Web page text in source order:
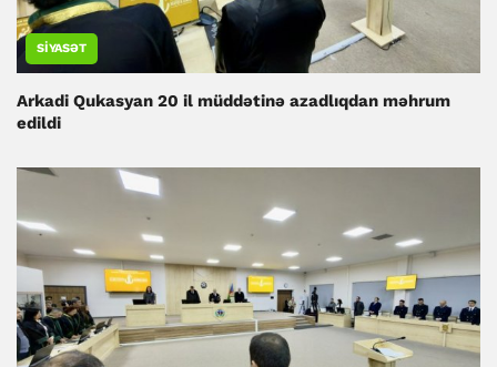
SIYASƏT
Arkadi Qukasyan 20 il müddətinə azadlıqdan məhrum
edildi